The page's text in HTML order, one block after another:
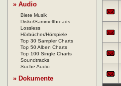
» Audio
Biete Musik
Disko/Sammelthreads
Lossless
Hörbücher/Hörspiele
Top 30 Sampler Charts
Top 50 Alben Charts
Top 100 Single Charts
Soundtracks
Suche Audio
» Dokumente